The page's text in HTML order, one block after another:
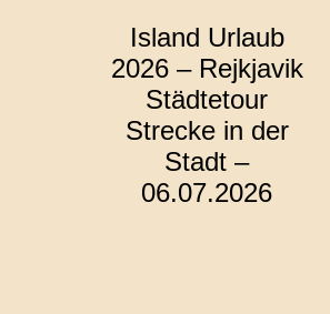
Island Urlaub
2026 – Rejkjavik
Städtetour
Strecke in der
Stadt –
06.07.2026